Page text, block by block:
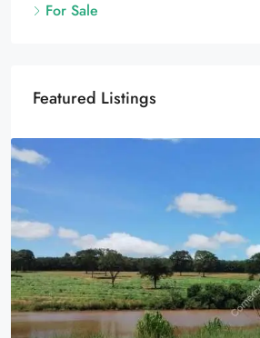
For Sale
Featured Listings